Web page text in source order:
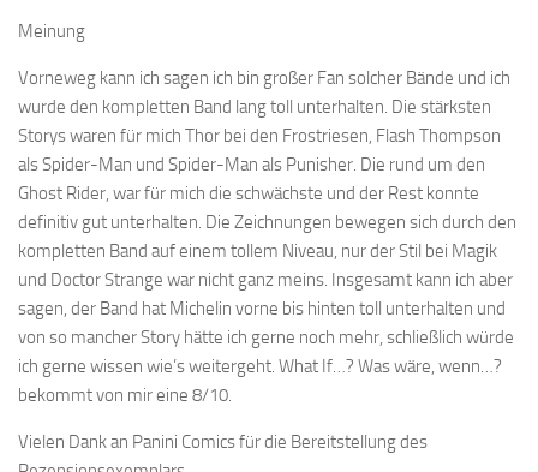
Meinung
Vorneweg kann ich sagen ich bin großer Fan solcher Bände und ich
wurde den kompletten Band lang toll unterhalten. Die stärksten
Storys waren für mich Thor bei den Frostriesen, Flash Thompson
als Spider-Man und Spider-Man als Punisher. Die rund um den
Ghost Rider, war für mich die schwächste und der Rest konnte
definitiv gut unterhalten. Die Zeichnungen bewegen sich durch den
kompletten Band auf einem tollem Niveau, nur der Stil bei Magik
und Doctor Strange war nicht ganz meins. Insgesamt kann ich aber
sagen, der Band hat Michelin vorne bis hinten toll unterhalten und
von so mancher Story hätte ich gerne noch mehr, schließlich würde
ich gerne wissen wie’s weitergeht. What If…? Was wäre, wenn…?
bekommt von mir eine 8/10.
Vielen Dank an Panini Comics für die Bereitstellung des